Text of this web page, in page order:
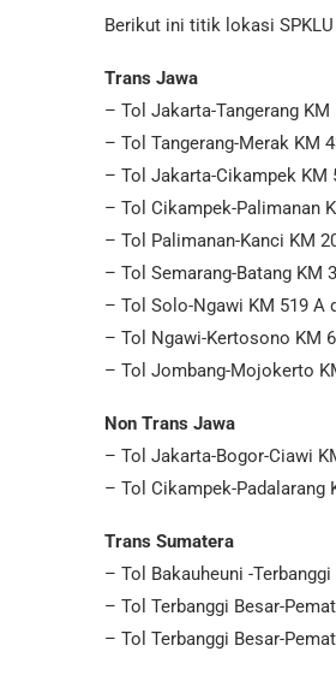
Berikut ini titik lokasi
Trans Jawa
– Tol Jakarta-Tangerang KM
– Tol Tangerang-Merak KM
– Tol Jakarta-Cikampek KM
– Tol Cikampek-Palimanan
– Tol Palimanan-Kanci KM
– Tol Semarang-Batang KM
– Tol Solo-Ngawi KM 519 A
– Tol Ngawi-Kertosono KM
– Tol Jombang-Mojokerto
Non Trans Jawa
– Tol Jakarta-Bogor-Ciawi
– Tol Cikampek-Padalarang
Trans Sumatera
– Tol Bakauheuni -
– Tol Terbanggi Besar-
– Tol Terbanggi Besar-